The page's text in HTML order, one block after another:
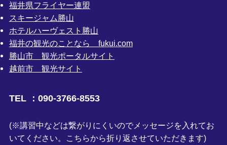
福井県フライヤー連盟
スキージャム勝山
ホテルハーヴェスト勝山
福井の観光のことなら fukui.com
勝山市 観光ポータルサイト
越前市 観光サイト
TEL ：090-3766-8553
(※講習中などは繋がりにくいのでメッセージを入れてお
いてください。こちらから折り返させていただきます)